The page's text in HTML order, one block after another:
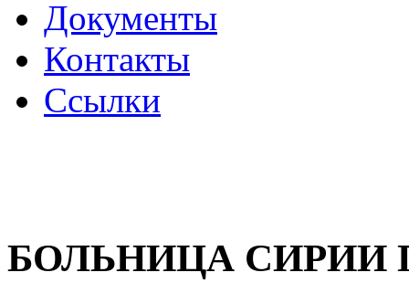
Документы
Контакты
Ссылки
БОЛЬНИЦА СИРИИ